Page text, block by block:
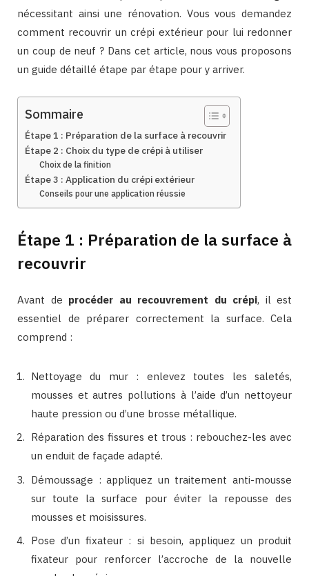
nécessitant ainsi une rénovation. Vous vous demandez
comment recouvrir un crépi extérieur pour lui redonner
un coup de neuf ? Dans cet article, nous vous proposons
un guide détaillé étape par étape pour y arriver.
Sommaire
Étape 1 : Préparation de la surface à recouvrir
Étape 2 : Choix du type de crépi à utiliser
Choix de la finition
Étape 3 : Application du crépi extérieur
Conseils pour une application réussie
Étape 1 : Préparation de la surface à
recouvrir
Avant de procéder au recouvrement du crépi, il est
essentiel de préparer correctement la surface. Cela
comprend :
Nettoyage du mur : enlevez toutes les saletés,
mousses et autres pollutions à l’aide d’un nettoyeur
haute pression ou d’une brosse métallique.
Réparation des fissures et trous : rebouchez-les avec
un enduit de façade adapté.
Démoussage : appliquez un traitement anti-mousse
sur toute la surface pour éviter la repousse des
mousses et moisissures.
Pose d’un fixateur : si besoin, appliquez un produit
fixateur pour renforcer l’accroche de la nouvelle